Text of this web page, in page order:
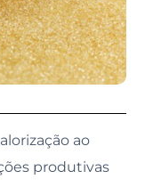
ao
produtivas